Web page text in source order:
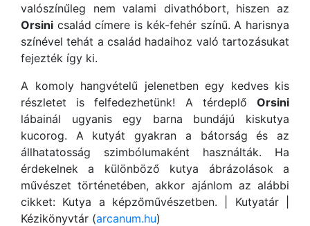
valószínűleg nem valami divathóbort, hiszen az
Orsini család címere is kék-fehér színű. A harisnya
színével tehát a család hadaihoz való tartozásukat
fejezték így ki.
A komoly hangvételű jelenetben egy kedves kis
részletet is felfedezhetünk! A térdeplő Orsini
lábainál ugyanis egy barna bundájú kiskutya
kucorog. A kutyát gyakran a bátorság és az
állhatatosság szimbólumaként használták. Ha
érdekelnek a különböző kutya ábrázolások a
művészet történetében, akkor ajánlom az alábbi
cikket: Kutya a képzőművészetben. | Kutyatár |
Kézikönyvtár (arcanum.hu)